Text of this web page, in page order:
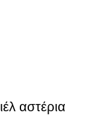
αστέρια